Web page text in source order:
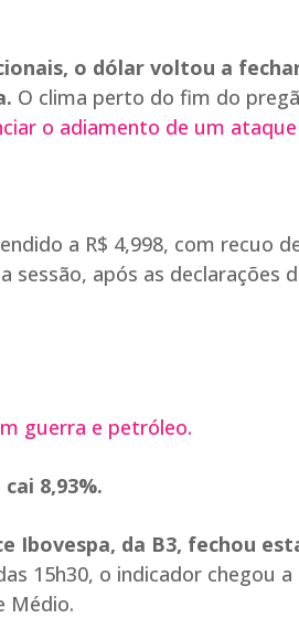
o dólar voltou a
O clima perto do fim do
o adiamento de um
a R$ 4,998, com recuo
sessão, após as declarações
guerra e petróleo.
8,93%.
Ibovespa, da B3, fechou
15h30, o indicador chegou a
Médio.